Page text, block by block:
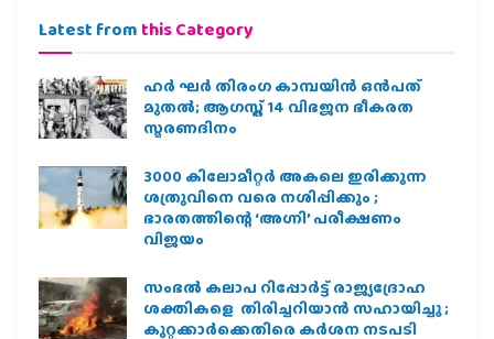
Latest from this Category
ഹര്‍ ഘര്‍ തിരംഗ കാമ്പയിന്‍ ഒന്‍പത്
മുതല്‍; ആഗസ്ത് 14 വിഭജന ഭീകരത
സ്മരണദിനം
3000 കിലോമീറ്റർ അകലെ ഇരിക്കുന്ന
ശത്രുവിനെ വരെ നശിപ്പിക്കും ;
ഭാരതത്തിന്റെ ‘അഗ്നി’ പരീക്ഷണം
വിജയം
സംഭൽ കലാപ റിപ്പോർട്ട് രാജ്യദ്രോഹ
ശക്തികളെ തിരിച്ചറിയാൻ സഹായിച്ചു ;
കുറ്റക്കാർക്കെതിരെ കർശന നടപടി